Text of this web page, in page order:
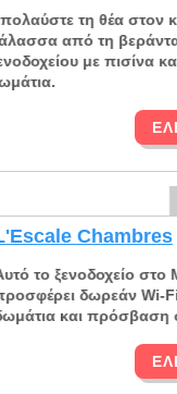
τη θέα στον
από τη
με πισίνα
Chambres
το ξενοδοχείο στο
δωρεάν Wi-
και πρόσβαση